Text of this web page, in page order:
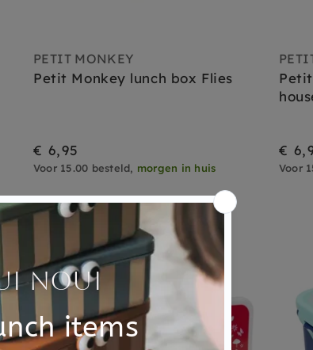
PETIT MONKEY
Petit Monkey lunch box Flies
€ 6,95
Voor 15.00 besteld, morgen in huis
€
Voor